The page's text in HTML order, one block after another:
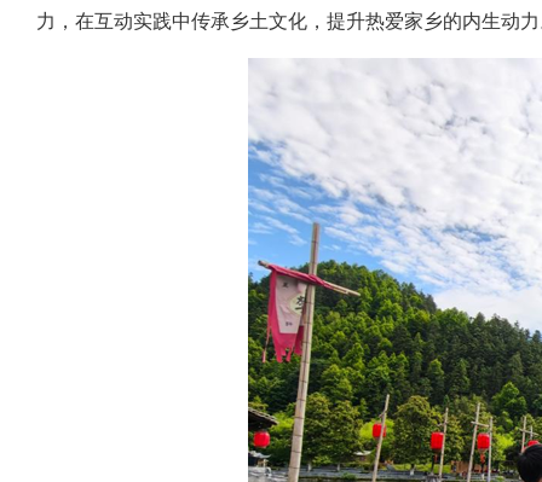
力，在互动实践中传承乡土文化，提升热爱家乡的内生动